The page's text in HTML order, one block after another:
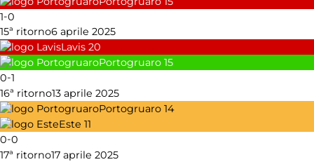
1-0
15ª ritorno6 aprile 2025
Lavis 20
Portogruaro 15
0-1
16ª ritorno13 aprile 2025
Portogruaro 14
Este 11
0-0
17ª ritorno17 aprile 2025